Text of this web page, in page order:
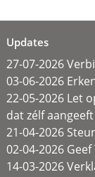
Updates
27-07-2026
03-06-2026
22-05-2026 Let
dat zélf aangeeft
21-04-2026
02-04-2026
14-03-2026